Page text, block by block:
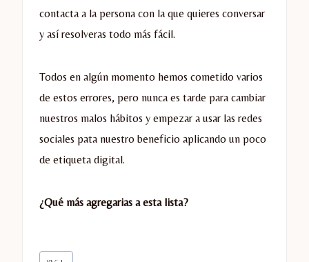
contacta a la persona con la que quieres conversar
y así resolveras todo más fácil.
Todos en algún momento hemos cometido varios
de estos errores, pero nunca es tarde para cambiar
nuestros malos hábitos y empezar a usar las redes
sociales pata nuestro beneficio aplicando un poco
de etiqueta digital.
¿Qué más agregarias a esta lista?
Etiquetas